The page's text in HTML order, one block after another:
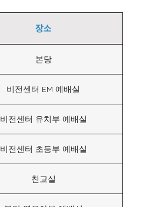
장소
본당
비전센터 EM 예배실
비전센터 유치부 예배실
비전센터 초등부 예배실
친교실